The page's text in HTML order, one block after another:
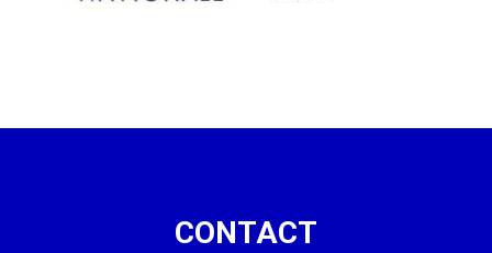
CONTACT